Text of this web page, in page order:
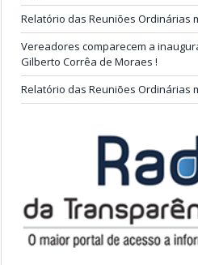
Relatório das Reuniões Ordinárias
Vereadores comparecem a
Gilberto Corrêa de Moraes !
Relatório das Reuniões Ordinárias